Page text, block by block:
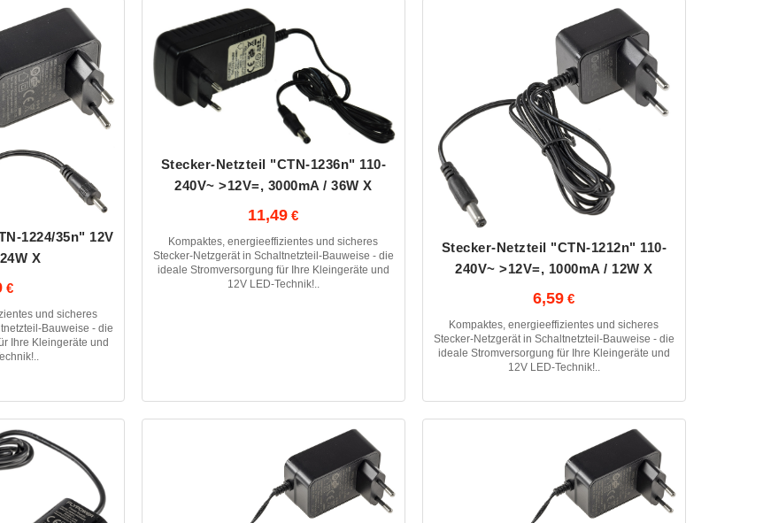
1224/35n" 12V
X
und sicheres
Bauweise - die
Ihre Kleingeräte und
Stecker-Netzteil "CTN-1236n" 110-
240V~ >12V=, 3000mA / 36W X
11,49
Kompaktes, energieeffizientes und sicheres
Stecker-Netzgerät in Schaltnetzteil-Bauweise - die
ideale Stromversorgung für Ihre Kleingeräte und
12V LED-Technik!..
Stecker-Netzteil "CTN-1212n" 110-
240V~ >12V=, 1000mA / 12W X
6,59
Kompaktes, energieeffizientes und sicheres
Stecker-Netzgerät in Schaltnetzteil-Bauweise - die
ideale Stromversorgung für Ihre Kleingeräte und
12V LED-Technik!..